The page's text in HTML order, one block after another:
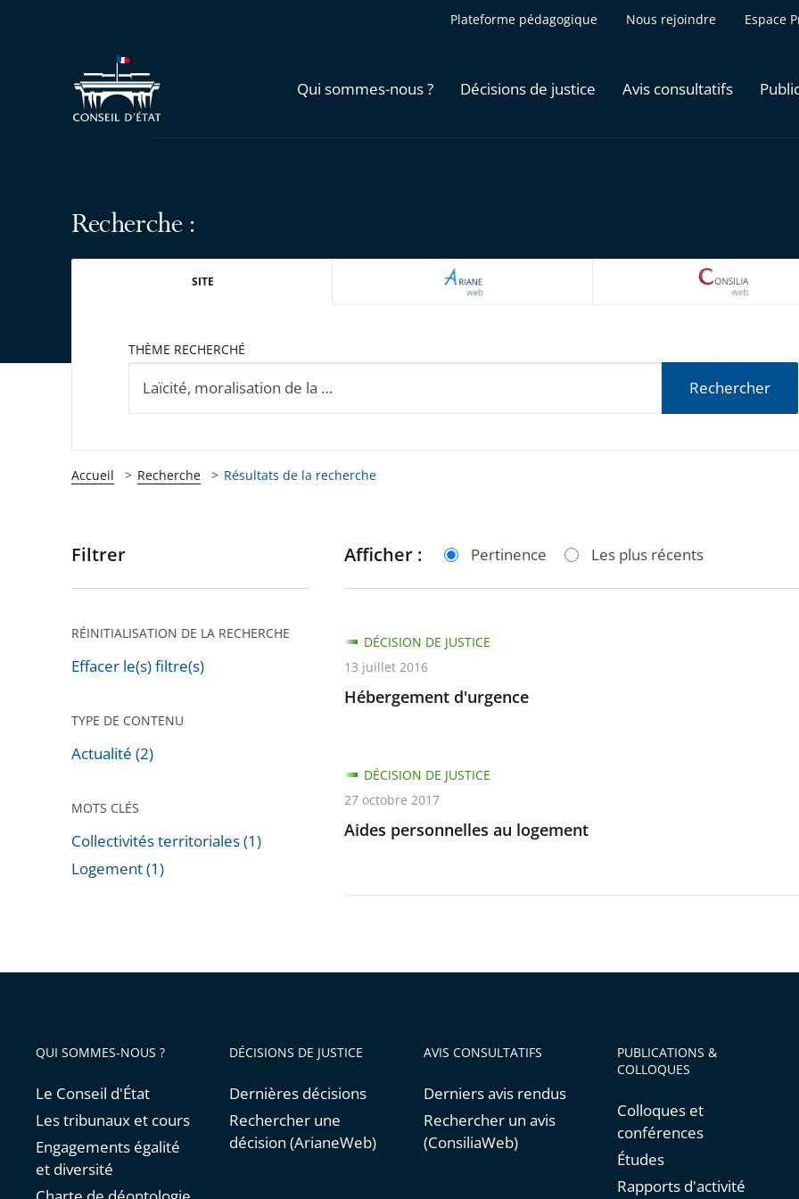
Plateforme pédagogique Nous rejoindre Espace
Qui sommes-nous ? Décisions de justice Avis consultatifs
Recherche :
SITE ARIANEWEB
THÈME RECHERCHÉ
Rechercher
Accueil Recherche Résultats de la recherche
Passer
pour
après
Filtrer
RÉINITIALISATION DE LA RECHERCHE
Effacer le(s) filtre(s)
TYPE DE CONTENU
Actualité (2)
MOTS CLÉS
Collectivités territoriales (1)
Logement (1)
Afficher : Pertinence Les plus récents
Hébergement d'urgence
DÉCISION DE JUSTICE
13 juillet 2016
Aides personnelles au logement
DÉCISION DE JUSTICE
27 octobre 2017
QUI SOMMES-NOUS ?
Le Conseil d'État
Les tribunaux et cours
Engagements égalité
et diversité
DÉCISIONS DE JUSTICE
Dernières décisions
Rechercher une
décision (ArianeWeb)
AVIS CONSULTATIFS
Derniers avis rendus
Rechercher un avis
(ConsiliaWeb)
PUBLICATIONS &
COLLOQUES
Colloques et
conférences
Études
Rapports d'activité